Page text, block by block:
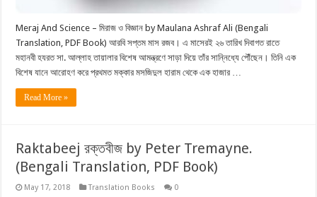
Meraj And Science – মিরাজ ও বিজ্ঞান by Maulana Ashraf Ali (Bengali
Translation, PDF Book) আরবি সপ্তম মাস রজব। এ মাসেরই ২৬ তারিখ দিবাগত রাতে
মহানবী হযরত সা. আল্লাহ তায়ালার বিশেষ আমন্ত্রণে সাড়া দিয়ে তাঁর সান্নিধ্যে পৌঁছেন। তিনি এক
বিশেষ যানে আরোহণ করে প্রথমত মক্কার মসজিদুল হারাম থেকে এক হাজার …
Read More »
Raktabeej রক্তবীজ by Peter Tremayne.
(Bengali Translation, PDF Book)
May 17, 2018 Translation Books 0